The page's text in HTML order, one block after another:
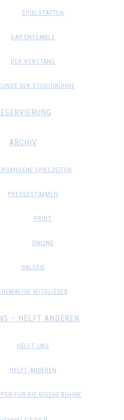
SPIELSTÄTTEN
DAS ENSEMBLE
DER VORSTAND
DER STUDIOBÜHNE
ARCHIV
SPIELZEITEN
PRESSESTIMMEN
PRINT
ONLINE
GALERIE
MITGLIEDER
– HELFT ANDEREN
HELFT UNS
HELFT ANDEREN
FÜR DIE EIGENE BÜHNE